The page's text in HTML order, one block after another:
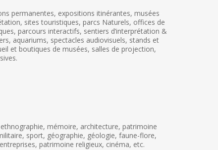
permanentes, expositions itinérantes, musées
sites touristiques, parcs Naturels, offices de
parcours interactifs, sentiers d’interprétation &
aquariums, spectacles audiovisuels, stands et
et boutiques de musées, salles de projection,
mémoire, architecture, patrimoine
sport, géographie, géologie, faune-flore,
patrimoine religieux, cinéma, etc.